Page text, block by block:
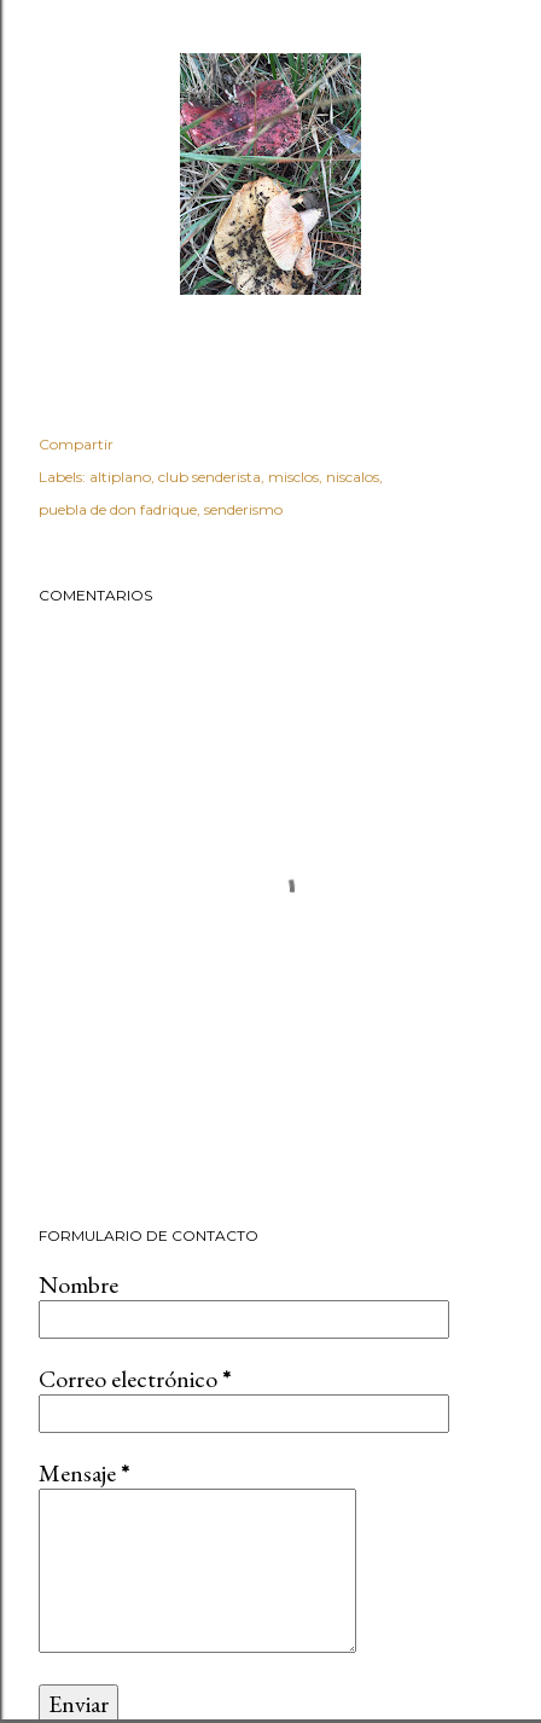
Compartir
Labels: altiplano club senderista misclos niscalos
puebla de don fadrique senderismo
COMENTARIOS
FORMULARIO DE CONTACTO
Nombre
Correo electrónico*
Mensaje*